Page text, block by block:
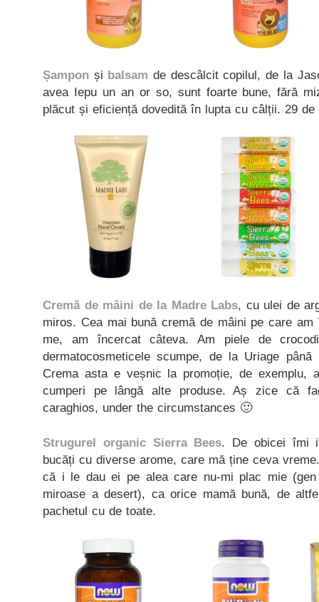
Șampon și balsam de descâlcit copilul, de la
avea Iepu un an or so, sunt foarte bune, fără
plăcut și eficiență dovedită în lupta cu câlții. 29 de
Cremă de mâini de la Madre Labs, cu ulei de
miros. Cea mai bună cremă de mâini pe care
me, am încercat câteva. Am piele de
dermatocosmeticele scumpe, de la Uriage
Crema asta e veșnic la promoție, de exemplu,
cumperi pe lângă alte produse. Aș zice că
caraghios, under the circumstances 🙂
Strugurel organic Sierra Bees. De obicei îmi
bucăți cu diverse arome, care mă ține ceva
că i le dau ei pe alea care nu-mi plac mie
miroase a desert), ca orice mamă bună, de
pachetul cu de toate.